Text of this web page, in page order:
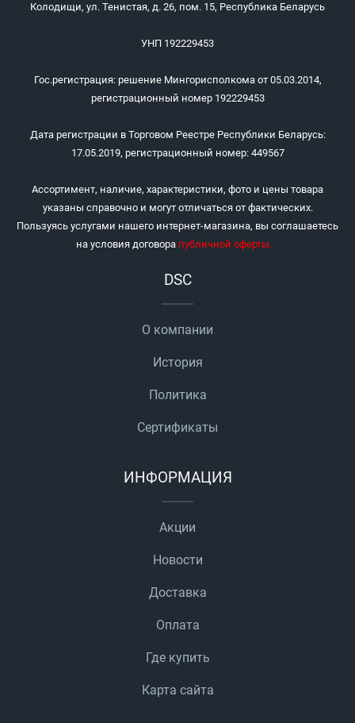
Колодищи, ул. Тенистая, д. 26, пом. 15, Республика Беларусь
УНП 192229453
Гос.регистрация: решение Мингорисполкома от 05.03.2014,
регистрационный номер 192229453
Дата регистрации в Торговом Реестре Республики Беларусь:
17.05.2019, регистрационный номер: 449567
Ассортимент, наличие, характеристики, фото и цены товара
указаны справочно и могут отличаться от фактических.
Пользуясь услугами нашего интернет-магазина, вы соглашаетесь
на условия договора публичной оферты.
DSC
О компании
История
Политика
Сертификаты
ИНФОРМАЦИЯ
Акции
Новости
Доставка
Оплата
Где купить
Карта сайта